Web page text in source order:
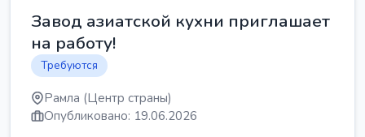
Завод азиатской кухни приглашает
на работу!
Требуются
Рамла (Центр страны)
Опубликовано: 19.06.2026